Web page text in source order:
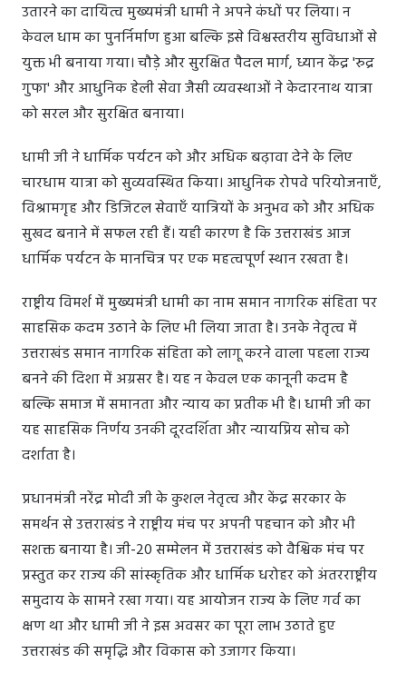
उतारने का दायित्व मुख्यमंत्री धामी ने अपने कंधों पर लिया। न
केवल धाम का पुनर्निर्माण हुआ बल्कि इसे विश्वस्तरीय सुविधाओं से
युक्त भी बनाया गया। चौड़े और सुरक्षित पैदल मार्ग, ध्यान केंद्र 'रुद्र
गुफा' और आधुनिक हेली सेवा जैसी व्यवस्थाओं ने केदारनाथ यात्रा
को सरल और सुरक्षित बनाया।
धामी जी ने धार्मिक पर्यटन को और अधिक बढ़ावा देने के लिए
चारधाम यात्रा को सुव्यवस्थित किया। आधुनिक रोपवे परियोजनाएँ,
विश्रामगृह और डिजिटल सेवाएँ यात्रियों के अनुभव को और अधिक
सुखद बनाने में सफल रही हैं। यही कारण है कि उत्तराखंड आज
धार्मिक पर्यटन के मानचित्र पर एक महत्वपूर्ण स्थान रखता है।
राष्ट्रीय विमर्श में मुख्यमंत्री धामी का नाम समान नागरिक संहिता पर
साहसिक कदम उठाने के लिए भी लिया जाता है। उनके नेतृत्व में
उत्तराखंड समान नागरिक संहिता को लागू करने वाला पहला राज्य
बनने की दिशा में अग्रसर है। यह न केवल एक कानूनी कदम है
बल्कि समाज में समानता और न्याय का प्रतीक भी है। धामी जी का
यह साहसिक निर्णय उनकी दूरदर्शिता और न्यायप्रिय सोच को
दर्शाता है।
प्रधानमंत्री नरेंद्र मोदी जी के कुशल नेतृत्व और केंद्र सरकार के
समर्थन से उत्तराखंड ने राष्ट्रीय मंच पर अपनी पहचान को और भी
सशक्त बनाया है। जी-20 सम्मेलन में उत्तराखंड को वैश्विक मंच पर
प्रस्तुत कर राज्य की सांस्कृतिक और धार्मिक धरोहर को अंतरराष्ट्रीय
समुदाय के सामने रखा गया। यह आयोजन राज्य के लिए गर्व का
क्षण था और धामी जी ने इस अवसर का पूरा लाभ उठाते हुए
उत्तराखंड की समृद्धि और विकास को उजागर किया।